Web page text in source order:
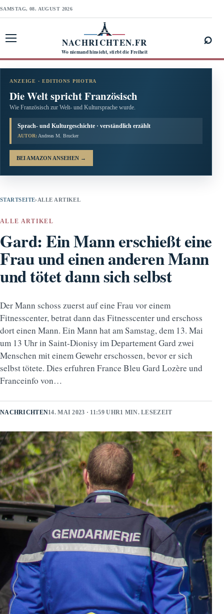
SAMSTAG, 08. AUGUST 2026
NACHRICHTEN.FR
Wo niemand hinsieht, stirbt die Freiheit
⌕
ANZEIGE · EDITIONS PHOTRA
Die Welt spricht Französisch
Wie Französisch zur Welt- und Kultursprache wurde.
Sprach- und Kulturgeschichte · verständlich erzählt
AUTOR: Andreas M. Brucker
BEI AMAZON ANSEHEN →
STARTSEITE› ALLE ARTIKEL
ALLE ARTIKEL
Gard: Ein Mann erschießt eine
Frau und einen anderen Mann
und tötet dann sich selbst
Der Mann schoss zuerst auf eine Frau vor einem
Fitnesscenter, betrat dann das Fitnesscenter und erschoss
dort einen Mann. Ein Mann hat am Samstag, dem 13. Mai
um 13 Uhr in Saint-Dionisy im Departement Gard zwei
Menschen mit einem Gewehr erschossen, bevor er sich
selbst tötete. Dies erfuhren France Bleu Gard Lozère und
Franceinfo von…
NACHRICHTEN14. MAI 2023 · 11:59 UHR1 MIN. LESEZEIT